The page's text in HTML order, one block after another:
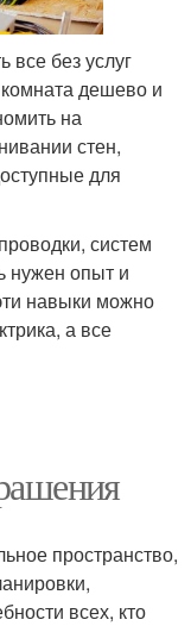
все без услуг
дешево и
на
стен,
для
систем
нужен опыт и
навыки можно
а все
пространство,
всех, кто